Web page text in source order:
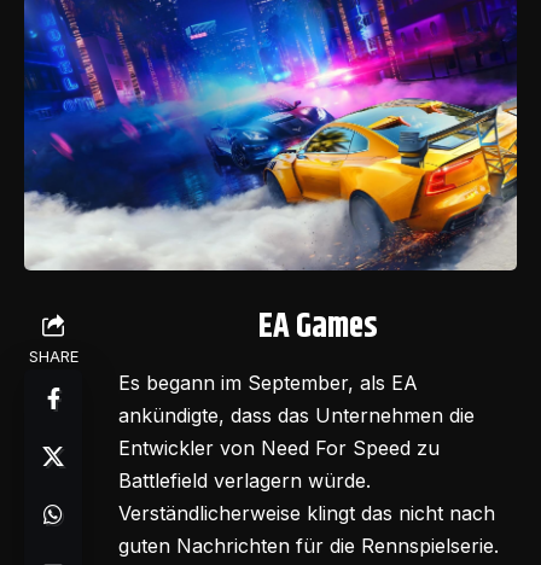
SHARE
EA Games
Es begann im September, als EA
ankündigte, dass das Unternehmen die
Entwickler von Need For Speed zu
Battlefield verlagern würde.
Verständlicherweise klingt das nicht nach
guten Nachrichten für die Rennspielserie.